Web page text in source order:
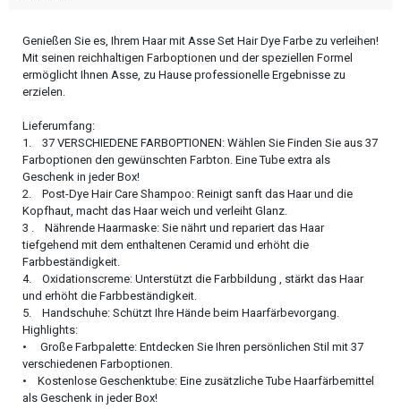
Genießen Sie es, Ihrem Haar mit Asse Set Hair Dye Farbe zu verleihen!
Mit seinen reichhaltigen Farboptionen und der speziellen Formel
ermöglicht Ihnen Asse, zu Hause professionelle Ergebnisse zu
erzielen.
Lieferumfang:
1. 37 VERSCHIEDENE FARBOPTIONEN: Wählen Sie Finden Sie aus 37
Farboptionen den gewünschten Farbton. Eine Tube extra als
Geschenk in jeder Box!
2. Post-Dye Hair Care Shampoo: Reinigt sanft das Haar und die
Kopfhaut, macht das Haar weich und verleiht Glanz.
3 . Nährende Haarmaske: Sie nährt und repariert das Haar
tiefgehend mit dem enthaltenen Ceramid und erhöht die
Farbbeständigkeit.
4. Oxidationscreme: Unterstützt die Farbbildung , stärkt das Haar
und erhöht die Farbbeständigkeit.
5. Handschuhe: Schützt Ihre Hände beim Haarfärbevorgang.
Highlights:
• Große Farbpalette: Entdecken Sie Ihren persönlichen Stil mit 37
verschiedenen Farboptionen.
• Kostenlose Geschenktube: Eine zusätzliche Tube Haarfärbemittel
als Geschenk in jeder Box!